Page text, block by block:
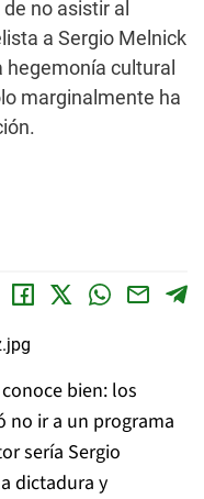
no asistir al
a Sergio Melnick
cultural
marginalmente ha
bien: los
no ir a un programa
sería Sergio
dictadura y